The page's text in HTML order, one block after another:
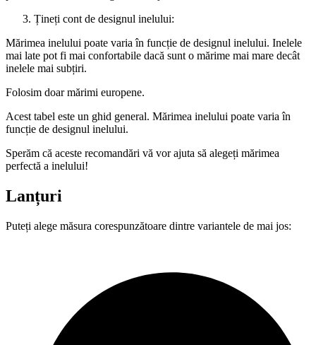
Țineți cont de designul inelului:
Mărimea inelului poate varia în funcție de designul inelului. Inelele
mai late pot fi mai confortabile dacă sunt o mărime mai mare decât
inelele mai subțiri.
Folosim doar mărimi europene.
Acest tabel este un ghid general. Mărimea inelului poate varia în
funcție de designul inelului.
Sperăm că aceste recomandări vă vor ajuta să alegeți mărimea
perfectă a inelului!
Lanțuri
Puteți alege măsura corespunzătoare dintre variantele de mai jos: